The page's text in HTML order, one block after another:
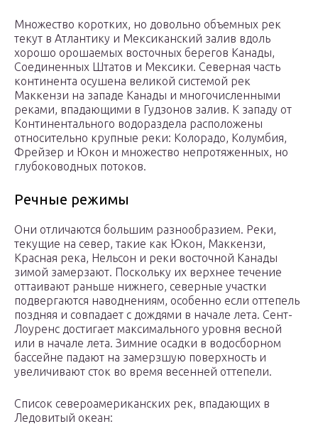
Множество коротких, но довольно объемных рек
текут в Атлантику и Мексиканский залив вдоль
хорошо орошаемых восточных берегов Канады,
Соединенных Штатов и Мексики. Северная часть
континента осушена великой системой рек
Маккензи на западе Канады и многочисленными
реками, впадающими в Гудзонов залив. К западу от
Континентального водораздела расположены
относительно крупные реки: Колорадо, Колумбия,
Фрейзер и Юкон и множество непротяженных, но
глубоководных потоков.
Речные режимы
Они отличаются большим разнообразием. Реки,
текущие на север, такие как Юкон, Маккензи,
Красная река, Нельсон и реки восточной Канады
зимой замерзают. Поскольку их верхнее течение
оттаивают раньше нижнего, северные участки
подвергаются наводнениям, особенно если оттепель
поздняя и совпадает с дождями в начале лета. Сент-
Лоуренс достигает максимального уровня весной
или в начале лета. Зимние осадки в водосборном
бассейне падают на замерзшую поверхность и
увеличивают сток во время весенней оттепели.
Список североамериканских рек, впадающих в
Ледовитый океан: